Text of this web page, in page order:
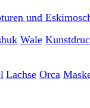
und
Wale
Lachse Orca